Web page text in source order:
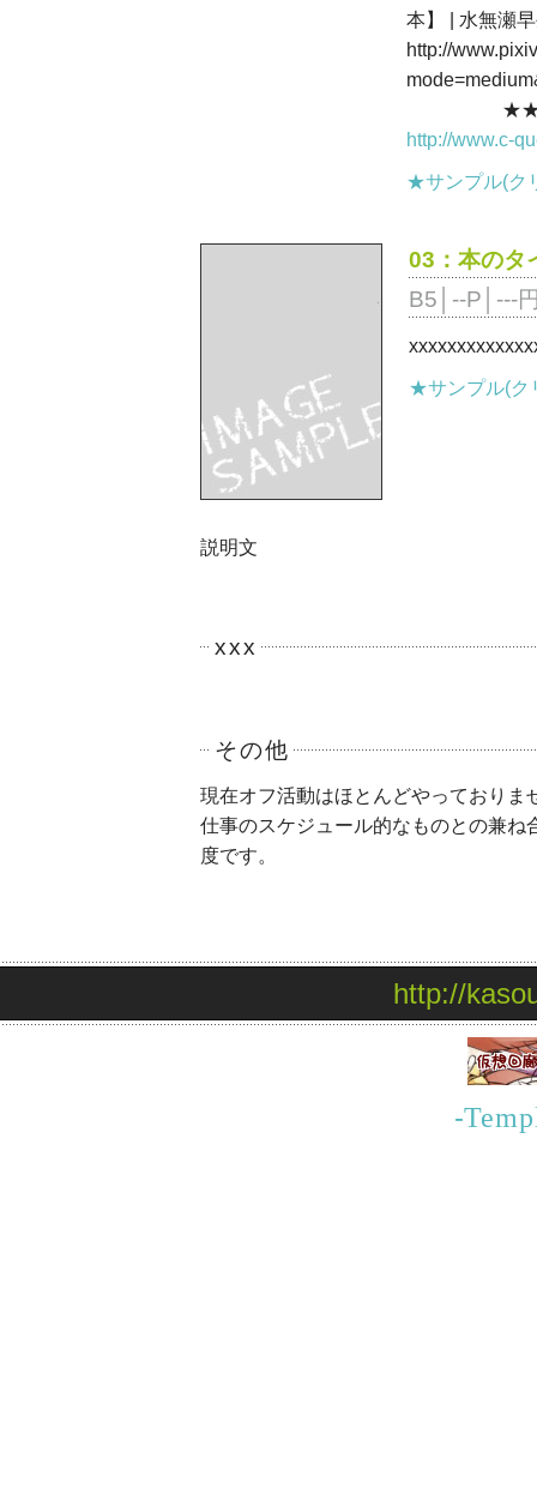
本】 | 水無瀬
http://
★★ K-
http://www.c-
★サンプル(ク
03：本のタ
B5│--P│---
★サンプル(ク
説明文
xxx
その他
現在オフ活動はほとんどやっておりま
仕事のスケジュール的なものとの兼
度です。
http://
-